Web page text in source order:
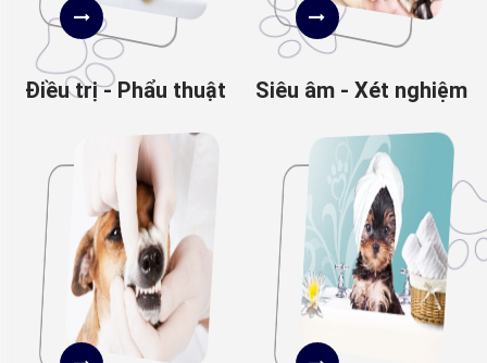
Điều trị - Phẩu thuật Siêu âm - Xét nghiệm